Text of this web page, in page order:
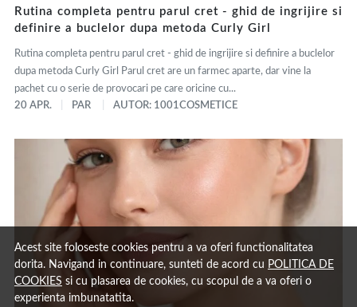
Acest site foloseste cookies pentru a va oferi functionalitatea
dorita. Navigand in continuare, sunteti de acord cu POLITICA DE
COOKIES si cu plasarea de cookies, cu scopul de a va oferi o
experienta imbunatatita.
Rutina completa pentru parul cret - ghid de ingrijire si
definire a buclelor dupa metoda Curly Girl
Rutina completa pentru parul cret - ghid de ingrijire si definire a buclelor
dupa metoda Curly Girl Parul cret are un farmec aparte, dar vine la
pachet cu o serie de provocari pe care oricine cu...
20 APR.
PAR AUTOR: 1001COSMETICE